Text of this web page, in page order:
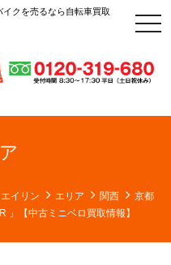
クを売るなら自転車買取
t
o
l
e
v
o
n
イリン エリア 関西
京都
」【中古ミニベロ買取情報】